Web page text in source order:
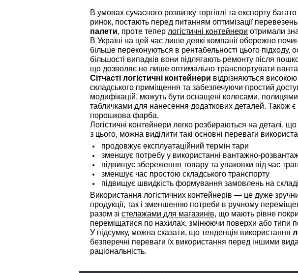
В умовах сучасного розвитку торгівлі та експорту
ринок, постають перед питанням оптимізації
палети, проте тепер логістичні контейнери отримали
В Україні на цей час лише деякі компанії обережно
більше переконуються в рентабельності цього підходу,
більшості випадків вони підлягають ремонту після
що дозволяє не лише оптимально транспортувати
Сітчасті логістичні контейнери відрізняються
складського приміщення та забезпечуючи простий
модифікацій, можуть бути оснащені колесами,
табличками для нанесення додаткових деталей. Також
порошкова фарба.
Логістичні контейнери легко розбираються на деталі,
з цього, можна виділити такі основні переваги
продовжує експлуатаційний термін тари
зменшує потребу у використанні вантажно-
підвищує збереження товару та упаковки під час
зменшує час простою складського транспорту
підвищує швидкість формування замовлень на складі
Використання логістичних контейнерів — це дуже
продукції, так і зменшенню потреби в ручному
разом зі стелажами для магазинів, що мають рівне
переміщатися по нахилах, змінюючи поверхи або типи
У підсумку, можна сказати, що тенденція використання
безперечні переваги їх використання перед іншими
раціональність.